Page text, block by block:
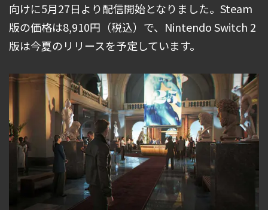
向けに5月27日より配信開始となりました。Steam
版の価格は8,910円（税込）で、Nintendo Switch 2
版は今夏のリリースを予定しています。